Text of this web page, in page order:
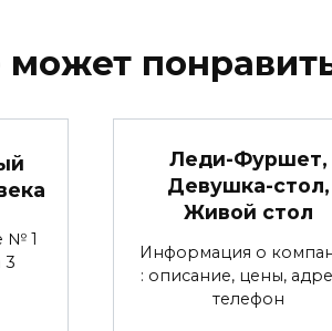
№ 1
3
Леди-Фуршет,
Девушка-стол,
Живой стол
Информация о
: описание, цены,
телефон